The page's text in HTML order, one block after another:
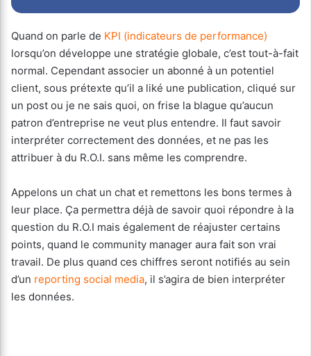
Quand on parle de KPI (indicateurs de performance)
lorsqu’on développe une stratégie globale, c’est tout-à-fait
normal. Cependant associer un abonné à un potentiel
client, sous prétexte qu’il a liké une publication, cliqué sur
un post ou je ne sais quoi, on frise la blague qu’aucun
patron d’entreprise ne veut plus entendre. Il faut savoir
interpréter correctement des données, et ne pas les
attribuer à du R.O.I. sans même les comprendre.
Appelons un chat un chat et remettons les bons termes à
leur place. Ça permettra déjà de savoir quoi répondre à la
question du R.O.I mais également de réajuster certains
points, quand le community manager aura fait son vrai
travail. De plus quand ces chiffres seront notifiés au sein
d’un reporting social media, il s’agira de bien interpréter
les données.